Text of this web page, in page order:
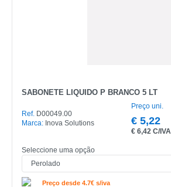
SABONETE LIQUIDO P BRANCO 5 LT
Ref. D00049.00
Marca: Inova Solutions
Preço uni.
€ 5,22
€ 6,42 C/IVA
Seleccione uma opção
Preço desde 4.7€ s/iva